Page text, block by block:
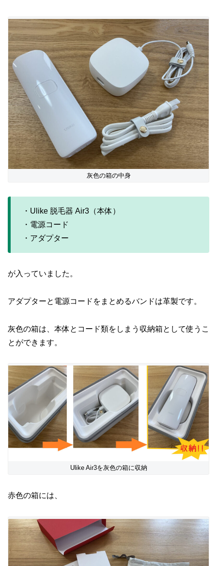
灰色の箱の中身
・Ulike 脱毛器 Air3（本体）
・電源コード
・アダプター
が入っていました。
アダプターと電源コードをまとめるバンドは革製です。
灰色の箱は、本体とコード類をしまう収納箱として使うこ
とができます。
Ulike Air3を灰色の箱に収納
赤色の箱には、